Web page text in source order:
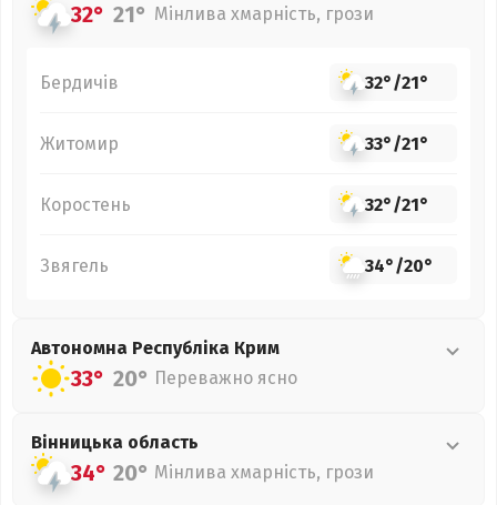
32° 21° Мінлива хмарність, грози
Бердичів 32°/21°
Житомир 33°/21°
Коростень 32°/21°
Звягель 34°/20°
Автономна Республіка Крим
33° 20° Переважно ясно
Вінницька область
34° 20° Мінлива хмарність, грози